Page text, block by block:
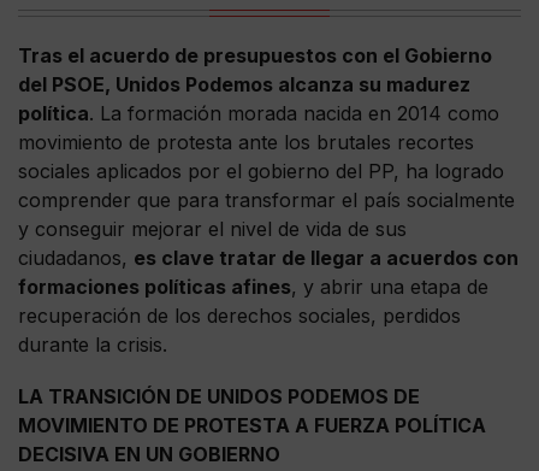
Tras el acuerdo de presupuestos con el Gobierno
del PSOE, Unidos Podemos alcanza su madurez
política. La formación morada nacida en 2014 como
movimiento de protesta ante los brutales recortes
sociales aplicados por el gobierno del PP, ha logrado
comprender que para transformar el país socialmente
y conseguir mejorar el nivel de vida de sus
ciudadanos, es clave tratar de llegar a acuerdos con
formaciones políticas afines, y abrir una etapa de
recuperación de los derechos sociales, perdidos
durante la crisis.
LA TRANSICIÓN DE UNIDOS PODEMOS DE
MOVIMIENTO DE PROTESTA A FUERZA POLÍTICA
DECISIVA EN UN GOBIERNO